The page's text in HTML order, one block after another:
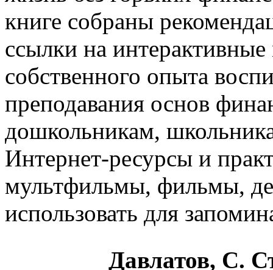
книге собраны
ссылки на
собственного опыта
преподавания основ
дошкольникам,
Интернет-ресурсы и
мультфильмы, фильмы,
использовать для
Давлатов, С.